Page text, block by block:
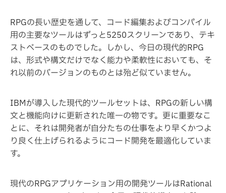
RPGの長い歴史を通して、コード編集およびコンパイル
用の主要なツールはずっと5250スクリーンであり、テキ
ストベースのものでした。しかし、今日の現代的RPG
は、形式や構文だけでなく能力や柔軟性においても、そ
れ以前のバージョンのものとは殆ど似ていません。
IBMが導入した現代的ツールセットは、RPGの新しい構
文と機能向けに更新された唯一の物です。更に重要なこ
とに、それは開発者が自分たちの仕事をより早くかつよ
り良く仕上げられるようにコード開発を最適化していま
す。
現代のRPGアプリケーション用の開発ツールはRational